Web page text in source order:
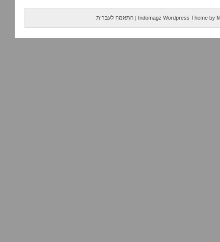
Indomagz Wordpress Theme by
| התאמה לעברית